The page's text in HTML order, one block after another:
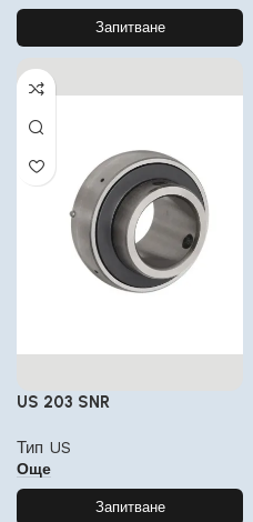
Запитване
US 203 SNR
Тип US
Още
Запитване